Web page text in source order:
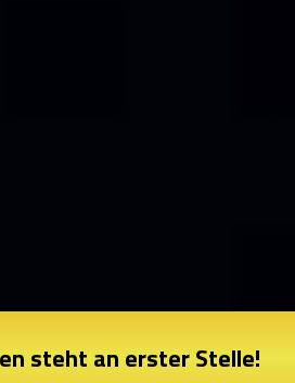
steht an erster Stelle!